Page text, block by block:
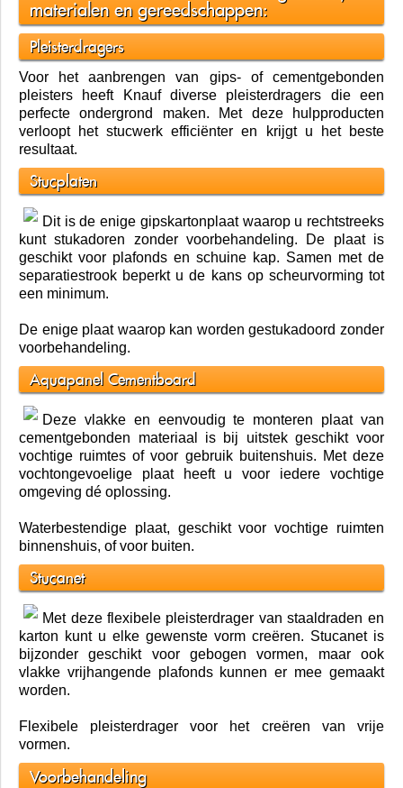
materialen en gereedschappen:
Pleisterdragers
Voor het aanbrengen van gips- of cementgebonden
pleisters heeft Knauf diverse pleisterdragers die een
perfecte ondergrond maken. Met deze hulpproducten
verloopt het stucwerk efficiënter en krijgt u het beste
resultaat.
Stucplaten
Dit is de enige gipskartonplaat waarop u rechtstreeks
kunt stukadoren zonder voorbehandeling. De plaat is
geschikt voor plafonds en schuine kap. Samen met de
separatiestrook beperkt u de kans op scheurvorming tot
een minimum.
De enige plaat waarop kan worden gestukadoord zonder
voorbehandeling.
Aquapanel Cementboard
Deze vlakke en eenvoudig te monteren plaat van
cementgebonden materiaal is bij uitstek geschikt voor
vochtige ruimtes of voor gebruik buitenshuis. Met deze
vochtongevoelige plaat heeft u voor iedere vochtige
omgeving dé oplossing.
Waterbestendige plaat, geschikt voor vochtige ruimten
binnenshuis, of voor buiten.
Stucanet
Met deze flexibele pleisterdrager van staaldraden en
karton kunt u elke gewenste vorm creëren. Stucanet is
bijzonder geschikt voor gebogen vormen, maar ook
vlakke vrijhangende plafonds kunnen er mee gemaakt
worden.
Flexibele pleisterdrager voor het creëren van vrije
vormen.
Voorbehandeling